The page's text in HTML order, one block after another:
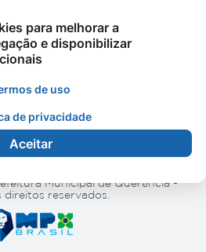
Turismo, Ciência e
Estradas e Rodagens
Municipal de Querência -
direitos reservados.
para melhorar a
e disponibilizar
de uso
de privacidade
Aceitar